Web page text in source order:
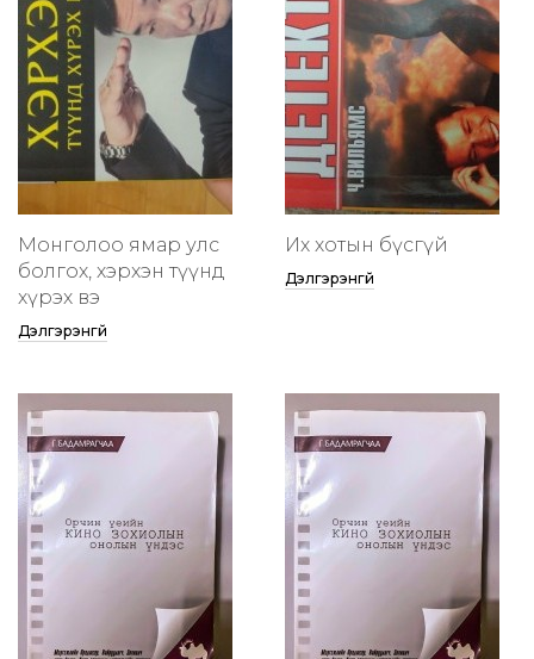
Монголоо ямар улс
болгох, хэрхэн түүнд
хүрэх вэ
Дэлгэрэнгүй
Их хотын бүсгүй
Дэлгэрэнгүй